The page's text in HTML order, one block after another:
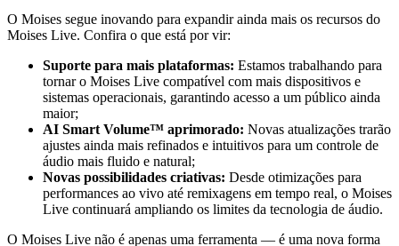
O Moises segue inovando para expandir ainda mais os recursos do
Moises Live. Confira o que está por vir:
Suporte para mais plataformas: Estamos trabalhando para
tornar o Moises Live compatível com mais dispositivos e
sistemas operacionais, garantindo acesso a um público ainda
maior;
AI Smart Volume™ aprimorado: Novas atualizações trarão
ajustes ainda mais refinados e intuitivos para um controle de
áudio mais fluido e natural;
Novas possibilidades criativas: Desde otimizações para
performances ao vivo até remixagens em tempo real, o Moises
Live continuará ampliando os limites da tecnologia de áudio.
O Moises Live não é apenas uma ferramenta — é uma nova forma